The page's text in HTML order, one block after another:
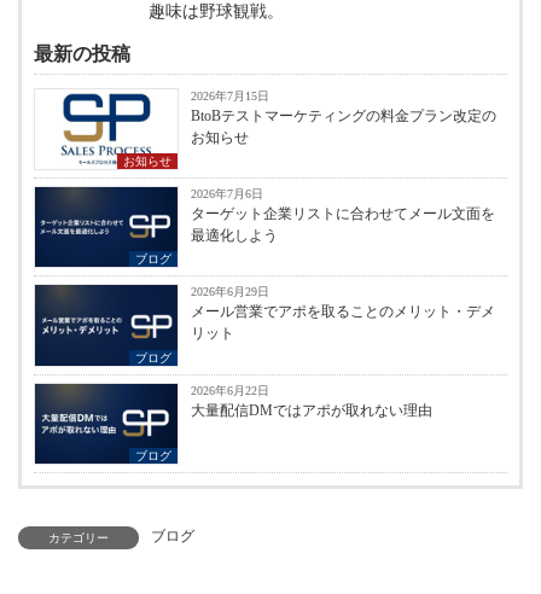
趣味は野球観戦。
最新の投稿
お知らせ
2026年7月15日
BtoBテストマーケティングの料金プラン改定の
お知らせ
ブログ
2026年7月6日
ターゲット企業リストに合わせてメール文面を
最適化しよう
ブログ
2026年6月29日
メール営業でアポを取ることのメリット・デメ
リット
ブログ
2026年6月22日
大量配信DMではアポが取れない理由
カテゴリー ブログ